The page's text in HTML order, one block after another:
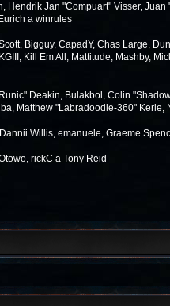
Hendrik Jan "Compuart" Visser,
a winrules
Bigguy, CapadY, Chas Large,
Kill Em All, Mattitude, Mashby,
Deakin, Bulakbol, Colin
Matthew "Labradoodle-360"
Willis, emanuele, Graeme
rickC a Tony Reid